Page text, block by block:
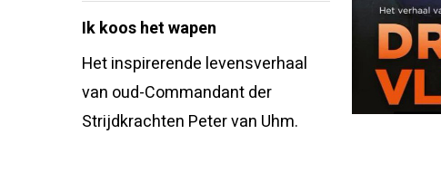
Ik koos het wapen
Het inspirerende levensverhaal
van oud-Commandant der
Strijdkrachten Peter van Uhm.